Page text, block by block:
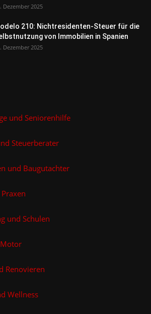
Dezember 2025
210: Nichtresidenten-Steuer für die
von Immobilien in Spanien
Dezember 2025
und Seniorenhilfe
Steuerberater
und Baugutachter
und Schulen
Renovieren
Wellness